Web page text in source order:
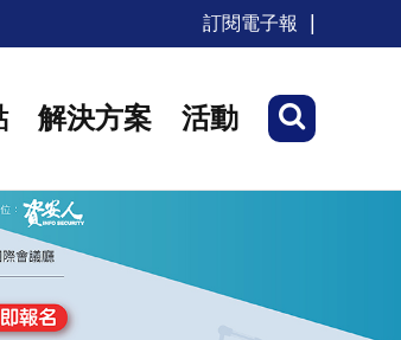
訂閱電子報
解決方案 活動